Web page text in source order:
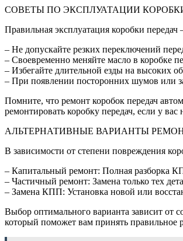
СОВЕТЫ ПО ЭКСПЛУАТАЦИИ
Правильная эксплуатация коробки
– Не допускайте резких переключений
– Своевременно меняйте масло в коробке
– Избегайте длительной езды на высоких
– При появлении посторонних шумов или
Помните, что ремонт коробок передач
ремонтировать коробку передач, если у
АЛЬТЕРНАТИВНЫЕ ВАРИАНТЫ
В зависимости от степени повреждения
– Капитальный ремонт: Полная разборка
– Частичный ремонт: Замена только тех
– Замена КПП: Установка новой или
Выбор оптимального варианта зависит от
который поможет вам принять правильное